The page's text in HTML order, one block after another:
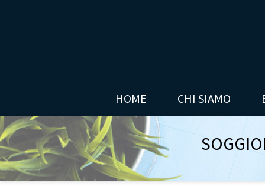
HOME CHI SIAMO